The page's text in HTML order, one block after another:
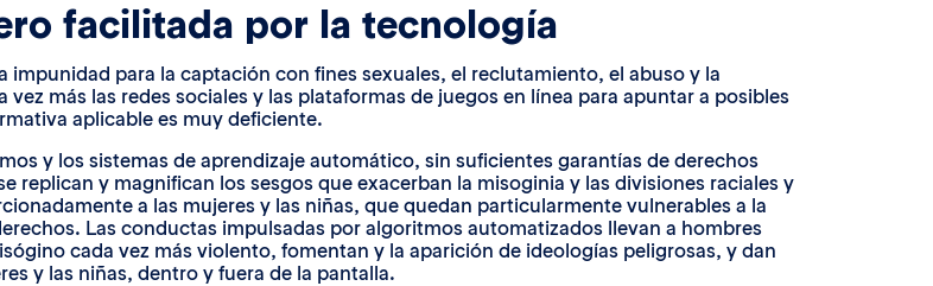
facilitada por la tecnología
para la captación con fines sexuales, el reclutamiento, el abuso y la
más las redes sociales y las plataformas de juegos en línea para apuntar a posibles
aplicable es muy deficiente.
y los sistemas de aprendizaje automático, sin suficientes garantías de derechos
replican y magnifican los sesgos que exacerban la misoginia y las divisiones raciales y
a las mujeres y las niñas, que quedan particularmente vulnerables a la
Las conductas impulsadas por algoritmos automatizados llevan a hombres
cada vez más violento, fomentan y la aparición de ideologías peligrosas, y dan
y las niñas, dentro y fuera de la pantalla.